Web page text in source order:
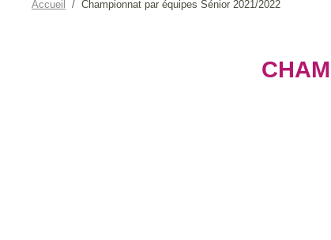
Accueil Championnat par équipes Sénior 2021/2022